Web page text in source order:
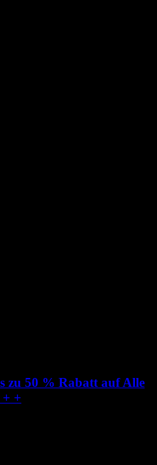
zu 50 % Rabatt auf Alle
+